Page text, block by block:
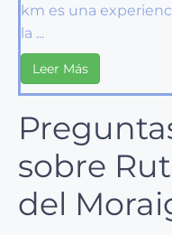
km es una
la ...
Leer Más
sobre
del